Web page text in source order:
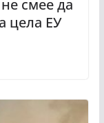
смее да
цела ЕУ